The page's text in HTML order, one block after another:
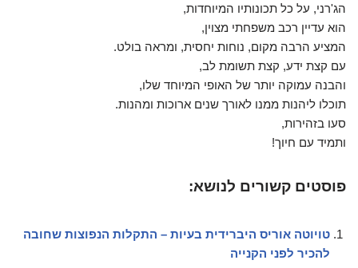
הג'רני, על כל תכונותיו המיוחדות,
הוא עדיין רכב משפחתי מצוין,
המציע הרבה מקום, נוחות יחסית, ומראה בולט.
עם קצת ידע, קצת תשומת לב,
והבנה עמוקה יותר של האופי המיוחד שלו,
תוכלו ליהנות ממנו לאורך שנים ארוכות ומהנות.
סעו בזהירות,
ותמיד עם חיוך!
פוסטים קשורים לנושא:
טויוטה אוריס היברידית בעיות – התקלות הנפוצות שחובה
להכיר לפני הקנייה